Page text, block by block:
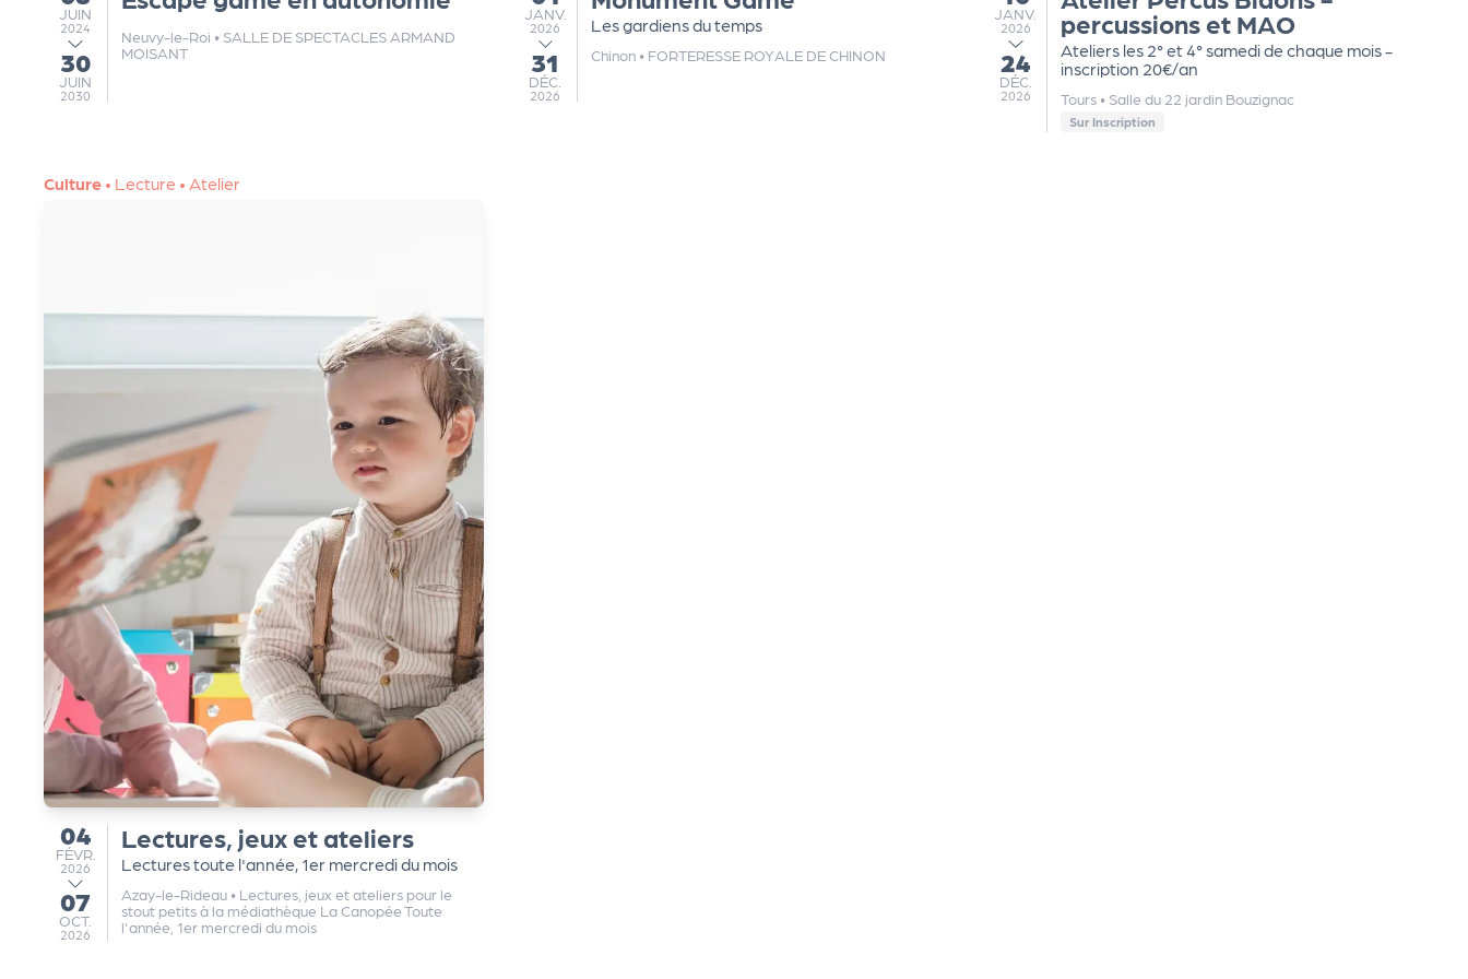
JUIN
JUIN
2024
au
30
JUINJUIN
2030
Neuvy-le-Roi • SALLE DE SPECTACLES ARMAND
MOISANT
JANVIER
JANV.
2026
au
31
DÉCEMBRE
DÉC.
2026
Les gardiens du temps
Chinon • FORTERESSE ROYALE DE CHINON
JANVIER
JANV.
2026
au
24
DÉCEMBRE
DÉC.
2026
percussions et MAO
Ateliers les 2° et 4° samedi de chaque mois -
inscription 20€/an
Tours • Salle du 22 jardin Bouzignac
Sur Inscription
Culture • Lecture • Atelier
du
04
FÉVRIER
FÉVR.
2026
au
07
OCTOBRE
OCT.
2026
Lectures, jeux et ateliers
Lectures toute l'année, 1er mercredi du mois
Azay-le-Rideau • Lectures, jeux et ateliers pour le
stout petits à la médiathèque La Canopée Toute
l'année, 1er mercredi du mois
s
er
e
L
e
k
it
d
e
l'
o